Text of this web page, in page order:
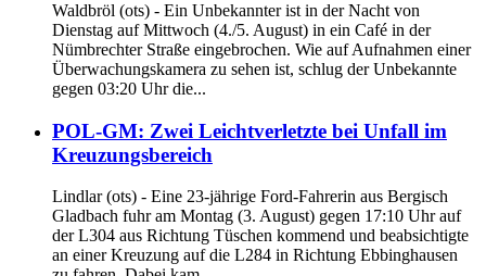
Waldbröl (ots) - Ein Unbekannter ist in der Nacht von
Dienstag auf Mittwoch (4./5. August) in ein Café in der
Nümbrechter Straße eingebrochen. Wie auf Aufnahmen einer
Überwachungskamera zu sehen ist, schlug der Unbekannte
gegen 03:20 Uhr die...
POL-GM: Zwei Leichtverletzte bei Unfall im
Kreuzungsbereich
Lindlar (ots) - Eine 23-jährige Ford-Fahrerin aus Bergisch
Gladbach fuhr am Montag (3. August) gegen 17:10 Uhr auf
der L304 aus Richtung Tüschen kommend und beabsichtigte
an einer Kreuzung auf die L284 in Richtung Ebbinghausen